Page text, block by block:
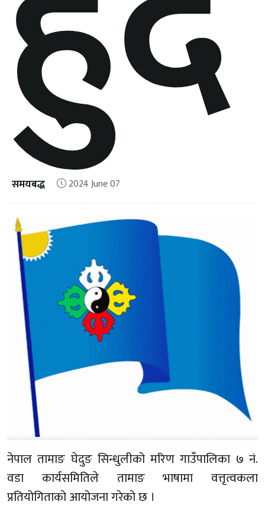
समयबद्ध 2024 June 07
नेपाल तामाङ घेदुङ सिन्धुलीको मरिण गाउँपालिका ७ नं.
वडा कार्यसमितिले तामाङ भाषामा वत्तृत्वकला
प्रतियोगिताको आयोजना गरेको छ ।